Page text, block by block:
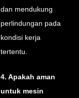
dan mendukung
perlindungan pada
kondisi kerja
tertentu.
4. Apakah aman
untuk mesin